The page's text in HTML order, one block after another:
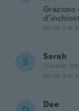
Grazioso
for ca. 3 år
S Sarah
Tilmeldt
for ca. 3 år
Dee